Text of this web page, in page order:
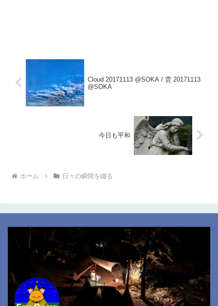
Cloud 20171113 @SOKA / 雲 20171113
@SOKA
今日も平和
ホーム 日々の瞬間を綴る